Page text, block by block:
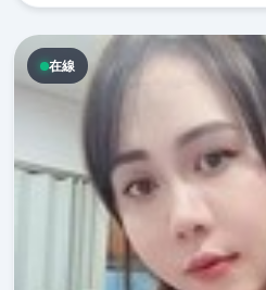
在線